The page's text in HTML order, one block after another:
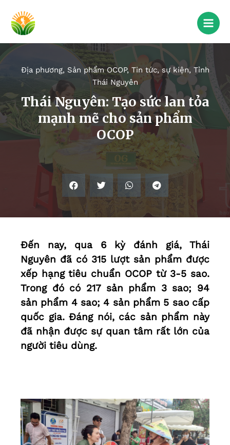
Địa phương, Sản phẩm OCOP, Tin tức, sự kiện, Tỉnh
Thái Nguyên
Thái Nguyên: Tạo sức lan tỏa
mạnh mẽ cho sản phẩm
OCOP
Đến nay, qua 6 kỳ đánh giá, Thái
Nguyên đã có 315 lượt sản phẩm được
xếp hạng tiêu chuẩn OCOP từ 3-5 sao.
Trong đó có 217 sản phẩm 3 sao; 94
sản phẩm 4 sao; 4 sản phẩm 5 sao cấp
quốc gia. Đáng nói, các sản phẩm này
đã nhận được sự quan tâm rất lớn của
người tiêu dùng.